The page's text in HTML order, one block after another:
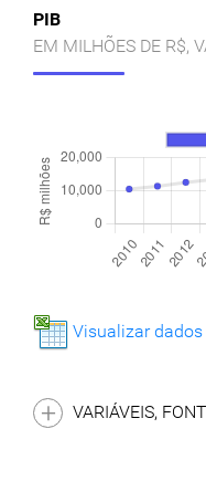
PIB
EM MILHÕES DE R$,
Visualizar dados
VARIÁVEIS,